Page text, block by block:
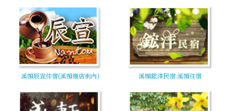
溪頭辰宣住宿(溪頭商店街內) 溪頭鋐洋民宿.溪頭住宿